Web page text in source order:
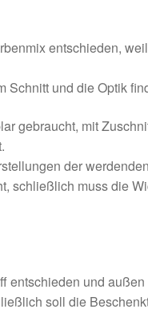
entschieden,
Schnitt und die Optik
gebraucht, mit
der
schließlich muss die
entschieden und
soll die